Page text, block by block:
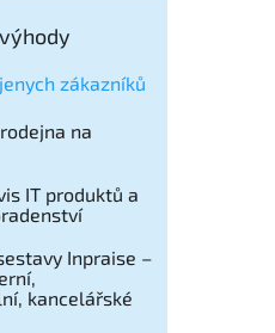
zákazníků
na
IT produktů a
Inpraise –
kancelářské